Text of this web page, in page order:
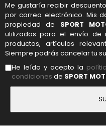
Me gustaría recibir
por correo electrónico. Mis
propiedad de SPORT
utilizados para el envío de
productos, artículos
Siempre podrás cancelar tu
He leído y acepto la
condiciones de SPORT